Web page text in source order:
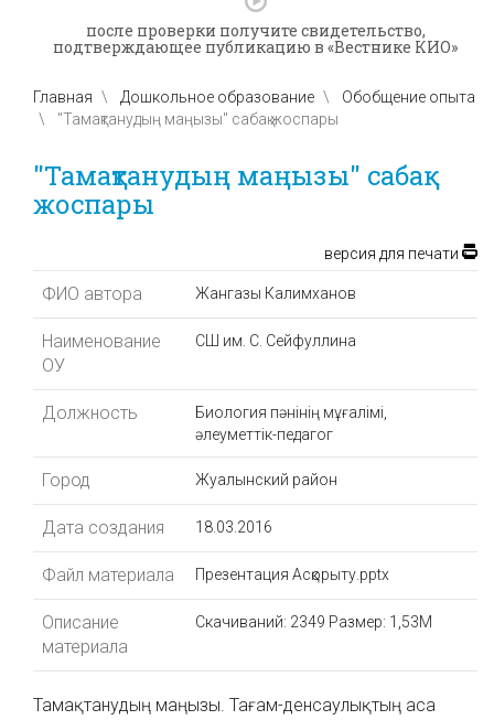
после проверки получите свидетельство,
подтверждающее публикацию в «Вестнике КИО»
Главная Дошкольное образование
Обобщение опыта
"Тамақтанудың маңызы" сабақ жоспары
"Тамақтанудың маңызы" сабақ
жоспары
версия для печати
ФИО автора Жангазы Калимханов
Наименование
ОУ
СШ им. С. Сейфуллина
Должность
Биология пәнінің мұғалімі,
әлеуметтік-педагог
Город Жуалынский район
Дата создания 18.03.2016
Файл материала Презентация Асқорыту.pptx
Описание
материала
Скачиваний: 2349 Размер: 1,53M
Тамақтанудың маңызы. Тағам-денсаулықтың аса